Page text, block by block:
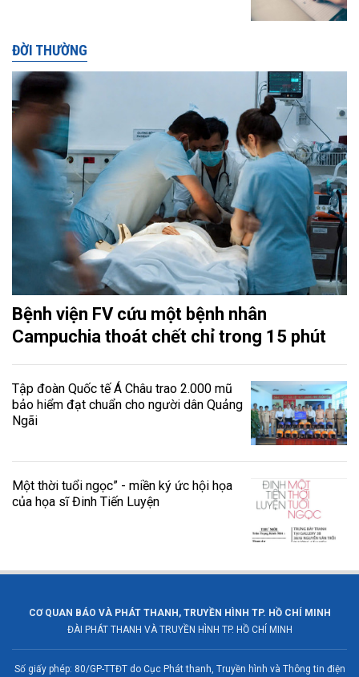
ĐỜI THƯỜNG
Bệnh viện FV cứu một bệnh nhân
Campuchia thoát chết chỉ trong 15 phút
Tập đoàn Quốc tế Á Châu trao 2.000 mũ
bảo hiểm đạt chuẩn cho người dân Quảng
Ngãi
Một thời tuổi ngọc” - miền ký ức hội họa
của họa sĩ Đinh Tiến Luyện
CƠ QUAN BÁO VÀ PHÁT THANH, TRUYỀN HÌNH TP. HỒ CHÍ MINH
ĐÀI PHÁT THANH VÀ TRUYỀN HÌNH TP. HỒ CHÍ MINH
Số giấy phép: 80/GP-TTĐT do Cục Phát thanh, Truyền hình và Thông tin điện